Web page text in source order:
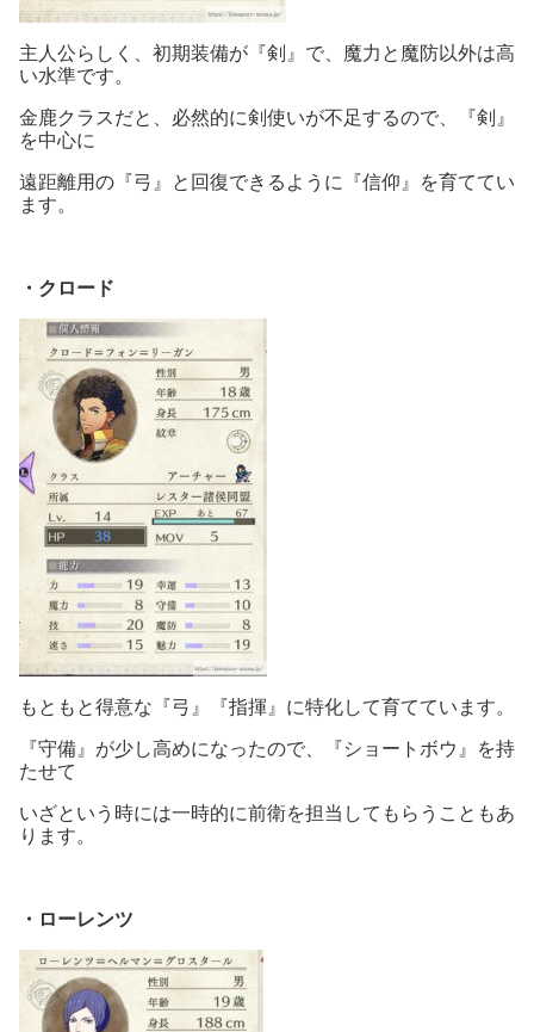
主人公らしく、初期装備が『剣』で、魔力と魔防以外は高
い水準です。
金鹿クラスだと、必然的に剣使いが不足するので、『剣』
を中心に
遠距離用の『弓』と回復できるように『信仰』を育ててい
ます。
・クロード
もともと得意な『弓』『指揮』に特化して育てています。
『守備』が少し高めになったので、『ショートボウ』を持
たせて
いざという時には一時的に前衛を担当してもらうこともあ
ります。
・ローレンツ